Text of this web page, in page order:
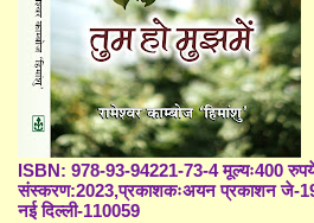
ISBN: 978-93-94221-73-4 मूल्यः400
संस्करण:2023,प्रकाशकःअयन प्रकाशन जे-19/
नई दिल्ली-110059